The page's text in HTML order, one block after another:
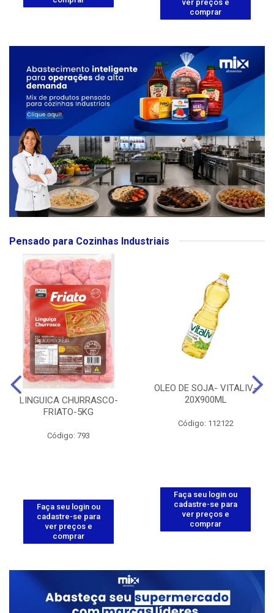
ver preços e
comprar
Pensado para Cozinhas Industriais
LINGUICA CHURRASCO-
FRIATO-5KG
Código: 793
Faça seu login ou
cadastre-se para
ver preços e
comprar
OLEO DE SOJA- VITALIV-
20X900ML
Código: 112122
Faça seu login ou
cadastre-se para
ver preços e
comprar